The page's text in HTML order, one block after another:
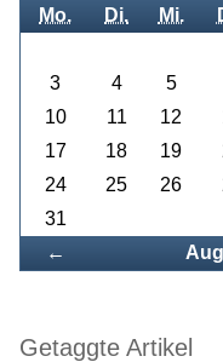
Mo. Di. Mi.
←
3
4 5
10
11 12
17
18 19
24
25 26
31
Getaggte Artikel